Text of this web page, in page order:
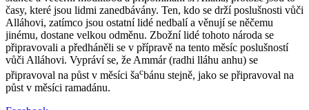
časy, které jsou lidmi zanedbávány. Ten, kdo se drží poslušnosti vůči
Alláhovi, zatímco jsou ostatní lidé nedbalí a věnují se něčemu
jinému, dostane velkou odměnu. Zbožní lidé tohoto národa se
připravovali a předháněli se v přípravě na tento měsíc poslušností
vůči Alláhovi. Vypráví se, že Ammár (radhi lláhu anhu) se
připravoval na půst v měsíci šacbánu stejně, jako se připravoval na
půst v měsíci ramadánu.